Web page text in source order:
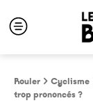
Rouler Cyclisme
trop prononcés ?